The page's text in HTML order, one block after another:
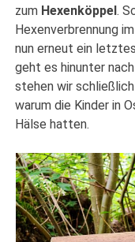
zum Hexenköppel.
Hexenverbrennung
nun erneut ein
geht es hinunter
stehen wir
warum die Kinder in
Hälse hatten.